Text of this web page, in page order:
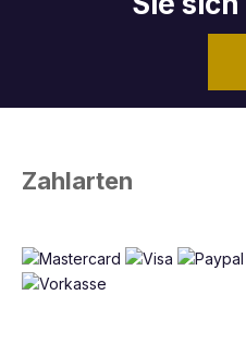
Zahlarten